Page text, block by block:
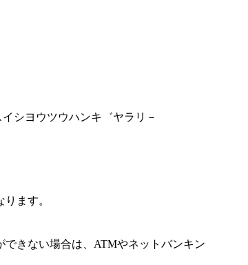
シヨウツウハンキ゛ヤラリ－
ます。
きない場合は、ATMやネットバンキン